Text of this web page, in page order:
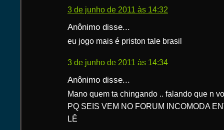
3 de junho de 2011 às 14:32
Anônimo disse...
eu jogo mais é priston tale brasil
3 de junho de 2011 às 14:34
Anônimo disse...
Mano quem ta chingando .. falando que n
PQ SEIS VEM NO FORUM INCOMODA
LÊ